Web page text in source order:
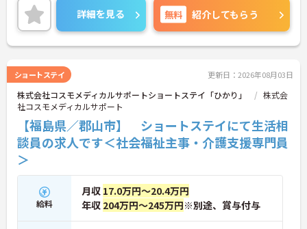
お話しいたしますのでお気軽にご相談ください。
詳細を見る 無料 紹介してもらう
ショートステイ 更新日：2026年08月03日
株式会社コスモメディカルサポートショートステイ「ひかり」
株式会
社コスモメディカルサポート
【福島県／郡山市】 ショートステイにて生活相
談員の求人です＜社会福祉主事・介護支援専門員
＞
給料
月収 17.0万円～20.4万円
年収 204万円～245万円※別途、賞与付与